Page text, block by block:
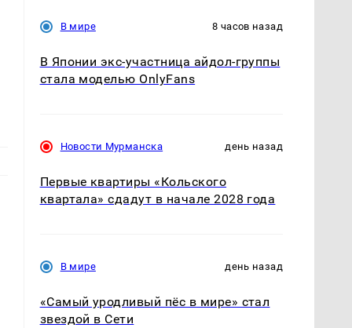
В мире 8 часов назад
В Японии экс-участница айдол-группы
стала моделью OnlyFans
Новости Мурманска день назад
Первые квартиры «Кольского
квартала» сдадут в начале 2028 года
В мире день назад
«Самый уродливый пёс в мире» стал
звездой в Сети